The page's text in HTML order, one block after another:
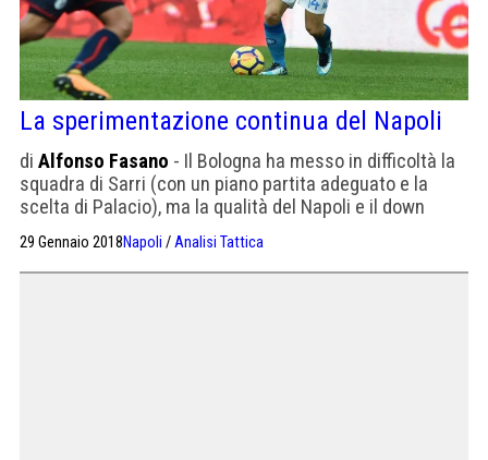
La sperimentazione continua del Napoli
di Alfonso Fasano - Il Bologna ha messo in difficoltà la
squadra di Sarri (con un piano partita adeguato e la
scelta di Palacio), ma la qualità del Napoli e il down
fisico dei rossoblu ha indirizzato il risultato.
29 Gennaio 2018Napoli /Analisi Tattica